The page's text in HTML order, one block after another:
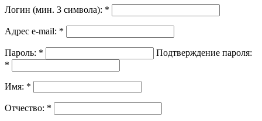
Логин (мин. 3 символа): *
Адрес e-mail: *
Пароль: *
Подтверждение пароля:
*
Имя: *
Отчество: *